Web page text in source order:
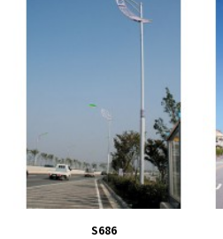
S686